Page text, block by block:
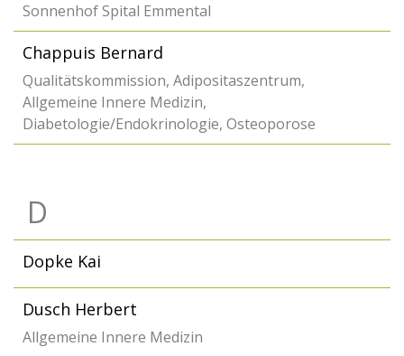
Sonnenhof Spital Emmental
Chappuis Bernard
Qualitätskommission, Adipositaszentrum,
Allgemeine Innere Medizin,
Diabetologie/Endokrinologie, Osteoporose
D
Dopke Kai
Dusch Herbert
Allgemeine Innere Medizin